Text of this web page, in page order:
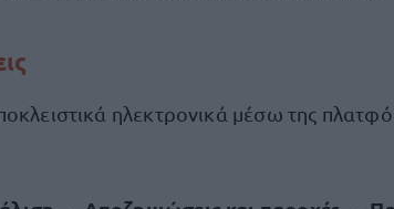
ηλεκτρονικά μέσω της